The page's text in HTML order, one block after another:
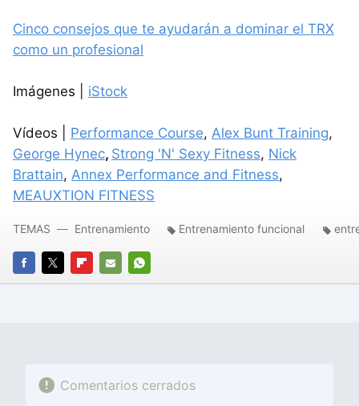
Cinco consejos que te ayudarán a dominar el TRX
como un profesional
Imágenes | iStock
Vídeos | Performance Course, Alex Bunt Training,
George Hynec, Strong 'N' Sexy Fitness, Nick
Brattain, Annex Performance and Fitness,
MEAUXTION FITNESS
FACEBOOK
TWITTERFLIPBOARD
E-
WHATSAPP
TEMAS Entrenamiento Entrenamiento funcional
Comentarios cerrados